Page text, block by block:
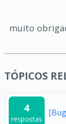
muito
TÓPICOS
4
respostas